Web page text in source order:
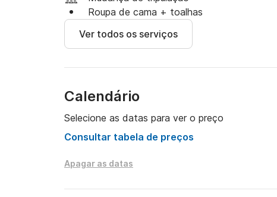
Roupa de cama + toalhas
Ver todos os serviços
Calendário
Selecione as datas para ver o preço
Consultar tabela de preços
Apagar as datas